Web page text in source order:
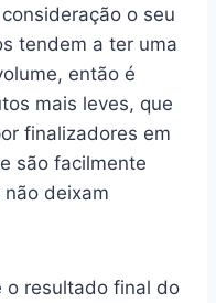
o seu
tendem a ter uma
então é
mais leves, que
finalizadores em
são facilmente
deixam
o resultado final do